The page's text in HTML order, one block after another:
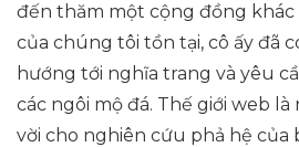
đến thăm một cộng đồng khác
của chúng tôi tồn tại, cô ấy đã
hướng tới nghĩa trang và yêu
các ngôi mộ đá. Thế giới web
vời cho nghiên cứu phả hệ của